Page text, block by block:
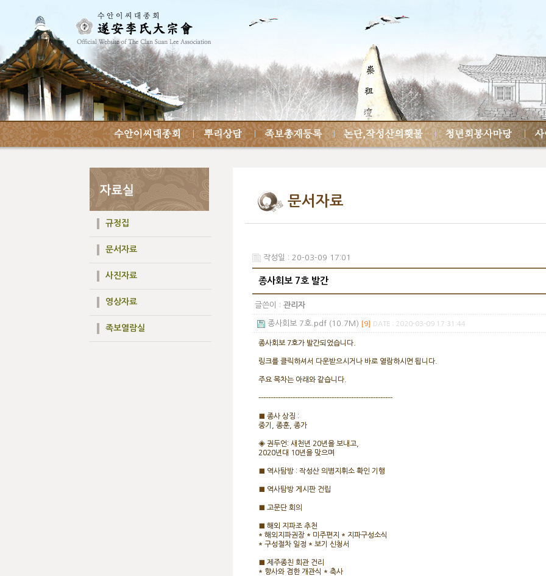
규정집
문서자료
사진자료
영상자료
족보열람실
문서자료
작성일 : 20-03-09 17:01
종사회보 7호 발간
글쓴이 : 관리자
종사회보 7호.pdf (10.7M) [9] DATE : 2020-03-09 17:31:44
종사회보 7호가 발간되었습니다.
링크를 클릭하셔서 다운받으시거나 바로 열람하시면 됩니다.
주요 목차는 아래와 같습니다.
-------------------------------------------------------
■ 종사 상징 :
중기, 종훈, 종가
◈ 권두언: 새천년 20년을 보내고,
2020년대 10년을 맞으며
■ 역사탐방 : 작성산 의병지휘소 확인 기행
■ 역사탐방 게시판 건립
■ 고문단 회의
■ 해외 지파조 추천
* 해외지파권장 * 미주편지 * 지파구성소식
* 구성절차 일정 * 보기 신청서
■ 제주종친 회관 건리
* 향사와 겸한 개관식 * 축사